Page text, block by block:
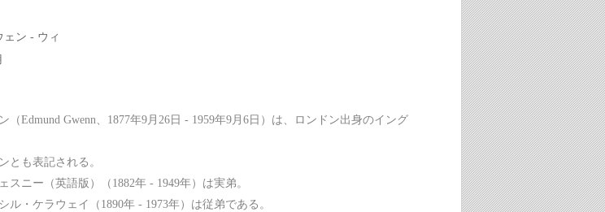
（Edmund Gwenn、1877年9月26日 - 1959年9月6日）は、ロンドン出身のイング
とも表記される。
スニー（英語版）（1882年 - 1949年）は実弟。
ル・ケラウェイ（1890年 - 1973年）は従弟である。